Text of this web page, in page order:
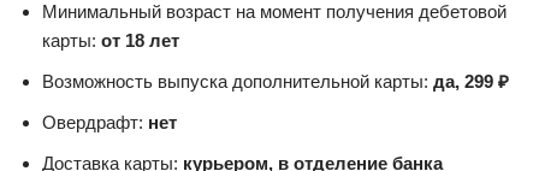
Минимальный возраст на момент получения дебетовой
карты: от 18 лет
Возможность выпуска дополнительной карты: да, 299 ₽
Овердрафт: нет
Доставка карты: курьером, в отделение банка